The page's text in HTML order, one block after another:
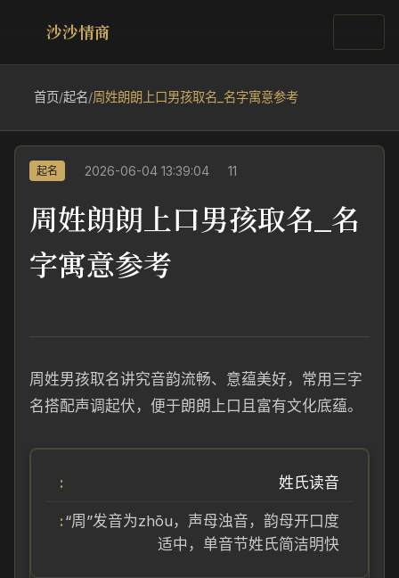
沙沙情商
首页/起名/周姓朗朗上口男孩取名_名字寓意参考
起名 2026-06-04 13:39:04 11
周姓朗朗上口男孩取名_名
字寓意参考
周姓男孩取名讲究音韵流畅、意蕴美好，常用三字
名搭配声调起伏，便于朗朗上口且富有文化底蕴。
姓氏读音
“周”发音为zhōu，声母浊音，韵母开口度
适中，单音节姓氏简洁明快